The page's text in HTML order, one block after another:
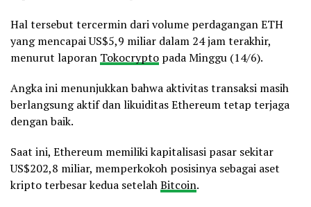
Hal tersebut tercermin dari volume perdagangan ETH
yang mencapai US$5,9 miliar dalam 24 jam terakhir,
menurut laporan Tokocrypto pada Minggu (14/6).
Angka ini menunjukkan bahwa aktivitas transaksi masih
berlangsung aktif dan likuiditas Ethereum tetap terjaga
dengan baik.
Saat ini, Ethereum memiliki kapitalisasi pasar sekitar
US$202,8 miliar, memperkokoh posisinya sebagai aset
kripto terbesar kedua setelahBitcoin.